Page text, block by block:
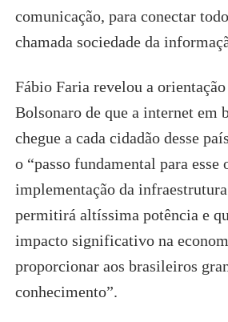
comunicação, para conectar
chamada sociedade da
Fábio Faria revelou a
Bolsonaro de que a internet em
chegue a cada cidadão desse
o “passo fundamental para esse
implementação da
permitirá altíssima potência e
impacto significativo na
proporcionar aos brasileiros
conhecimento”.